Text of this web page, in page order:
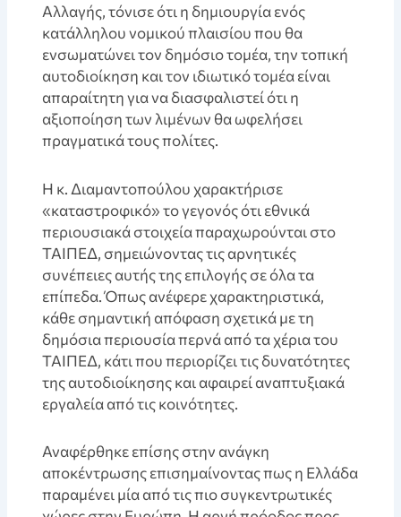
Αλλαγής, τόνισε ότι η δημιουργία ενός
κατάλληλου νομικού πλαισίου που θα
ενσωματώνει τον δημόσιο τομέα, την τοπική
αυτοδιοίκηση και τον ιδιωτικό τομέα είναι
απαραίτητη για να διασφαλιστεί ότι η
αξιοποίηση των λιμένων θα ωφελήσει
πραγματικά τους πολίτες.
Η κ. Διαμαντοπούλου χαρακτήρισε
«καταστροφικό» το γεγονός ότι εθνικά
περιουσιακά στοιχεία παραχωρούνται στο
ΤΑΙΠΕΔ, σημειώνοντας τις αρνητικές
συνέπειες αυτής της επιλογής σε όλα τα
επίπεδα. Όπως ανέφερε χαρακτηριστικά,
κάθε σημαντική απόφαση σχετικά με τη
δημόσια περιουσία περνά από τα χέρια του
ΤΑΙΠΕΔ, κάτι που περιορίζει τις δυνατότητες
της αυτοδιοίκησης και αφαιρεί αναπτυξιακά
εργαλεία από τις κοινότητες.
Αναφέρθηκε επίσης στην ανάγκη
αποκέντρωσης επισημαίνοντας πως η Ελλάδα
παραμένει μία από τις πιο συγκεντρωτικές